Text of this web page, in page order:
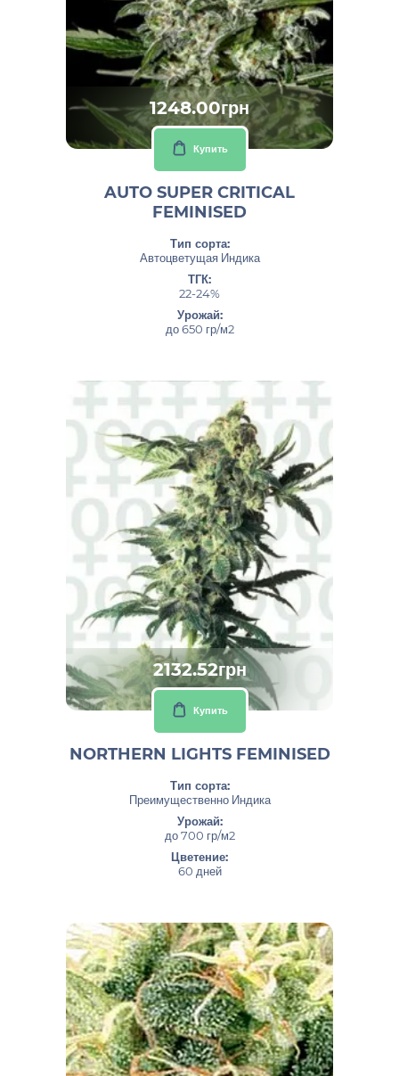
1248.00грн
Купить
AUTO SUPER CRITICAL
FEMINISED
Тип сорта:
Автоцветущая Индика
ТГК:
22-24%
Урожай:
до 650 гр/м2
2132.52грн
Купить
NORTHERN LIGHTS FEMINISED
Тип сорта:
Преимущественно Индика
Урожай:
до 700 гр/м2
Цветение:
60 дней